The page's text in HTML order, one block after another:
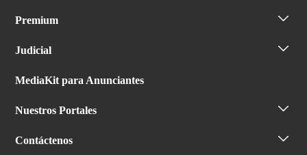
Premium
Judicial
MediaKit para Anunciantes
Nuestros Portales
Contáctenos